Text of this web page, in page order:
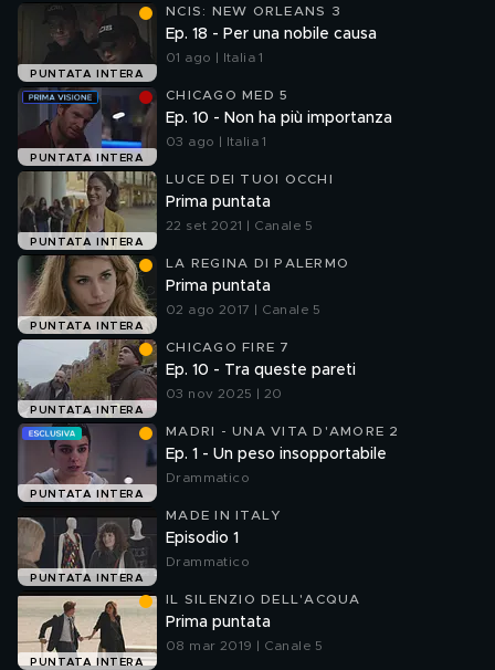
PUNTATA INTERA
NCIS: NEW ORLEANS 3
Ep. 18 - Per una nobile causa
01 ago | Italia 1
PUNTATA INTERA
CHICAGO MED 5
Ep. 10 - Non ha più importanza
03 ago | Italia 1
PUNTATA INTERA
LUCE DEI TUOI OCCHI
Prima puntata
22 set 2021 | Canale 5
PUNTATA INTERA
LA REGINA DI PALERMO
Prima puntata
02 ago 2017 | Canale 5
PUNTATA INTERA
CHICAGO FIRE 7
Ep. 10 - Tra queste pareti
03 nov 2025 | 20
PUNTATA INTERA
MADRI - UNA VITA D'AMORE 2
Ep. 1 - Un peso insopportabile
Drammatico
PUNTATA INTERA
MADE IN ITALY
Episodio 1
Drammatico
PUNTATA INTERA
IL SILENZIO DELL'ACQUA
Prima puntata
08 mar 2019 | Canale 5